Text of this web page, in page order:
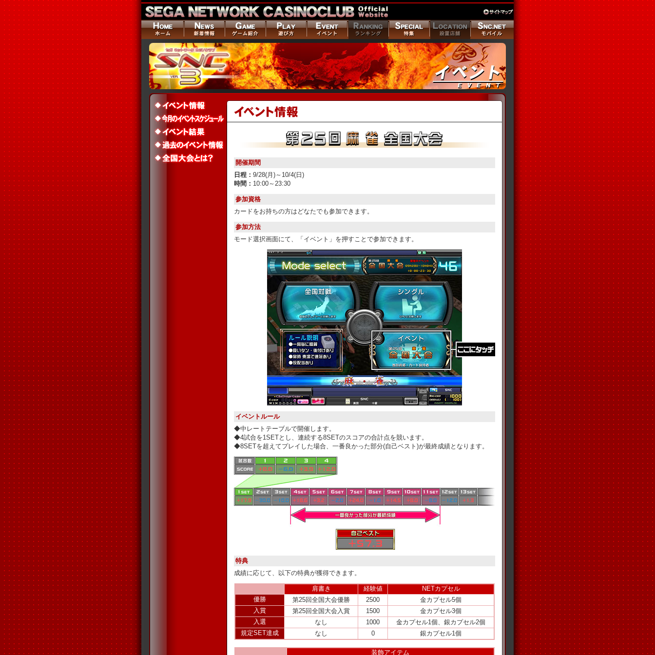
開催期間
日程： 9/28(月)～10/4(日)
時間： 10:00～23:30
参加資格
カードをお持ちの方はどなたでも参加できます。
参加方法
モード選択画面にて、「イベント」を押すことで参加できます。
イベントルール
◆中レートテーブルで開催します。
◆4試合を1SETとし、連続する8SETのスコアの合計点を競います。
◆8SETを超えてプレイした場合、一番良かった部分(自己ベスト)が最終成績となります。
特典
成績に応じて、以下の特典が獲得できます。
肩書き 経験値
NETカプセル
優勝
第25回全国大会優勝 2500
金カプセル5個
入賞
第25回全国大会入賞 1500
金カプセル3個
入選
なし 1000
金カプセル1個、銀カプセル2個
規定SET達成
なし 0 銀カプセル1個
装飾アイテム